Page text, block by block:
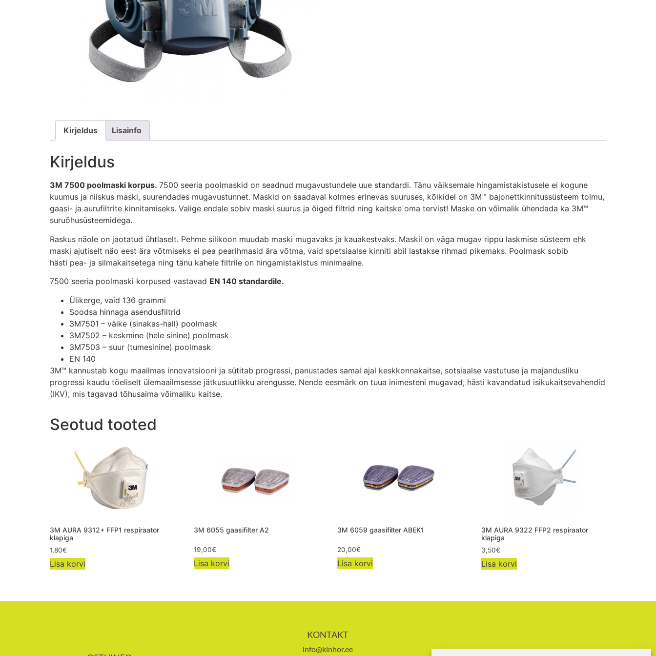
Kirjeldus Lisainfo
Kirjeldus
3M 7500 poolmaski korpus. 7500 seeria poolmaskid on seadnud mugavustundele uue standardi. Tänu väiksemale hingamistakistusele ei kogune
kuumus ja niiskus maski, suurendades mugavustunnet. Maskid on saadaval kolmes erinevas suuruses, kõikidel on 3M™ bajonettkinnitussüsteem tolmu,
gaasi- ja aurufiltrite kinnitamiseks. Valige endale sobiv maski suurus ja õiged filtrid ning kaitske oma tervist! Maske on võimalik ühendada ka 3M™
suruõhusüsteemidega.
Raskus näole on jaotatud ühtlaselt. Pehme silikoon muudab maski mugavaks ja kauakestvaks. Maskil on väga mugav rippu laskmise süsteem ehk
maski ajutiselt näo eest ära võtmiseks ei pea pearihmasid ära võtma, vaid spetsiaalse kinniti abil lastakse rihmad pikemaks. Poolmask sobib
hästi pea- ja silmakaitsetega ning tänu kahele filtrile on hingamistakistus minimaalne.
7500 seeria poolmaski korpused vastavad EN 140 standardile.
Ülikerge, vaid 136 grammi
Soodsa hinnaga asendusfiltrid
3M7501 – väike (sinakas-hall) poolmask
3M7502 – keskmine (hele sinine) poolmask
3M7503 – suur (tumesinine) poolmask
EN 140
3M™ kannustab kogu maailmas innovatsiooni ja sütitab progressi, panustades samal ajal keskkonnakaitse, sotsiaalse vastutuse ja majandusliku
progressi kaudu tõeliselt ülemaailmsesse jätkusuutlikku arengusse. Nende eesmärk on tuua inimesteni mugavad, hästi kavandatud isikukaitsevahendid
(IKV), mis tagavad tõhusaima võimaliku kaitse.
Seotud tooted
3M AURA 9312+ FFP1 respiraator
klapiga
1,80€
Lisa korvi
3M 6055 gaasifilter A2
19,00€
Lisa korvi
3M 6059 gaasifilter ABEK1
20,00€
Lisa korvi
3M AURA 9322 FFP2 respiraator
klapiga
3,50€
Lisa korvi
KONTAKT
info@kinhor.ee